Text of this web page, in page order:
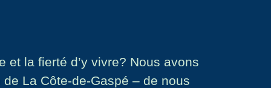
et la fierté d’y vivre? Nous avons
La Côte-de-Gaspé – de nous